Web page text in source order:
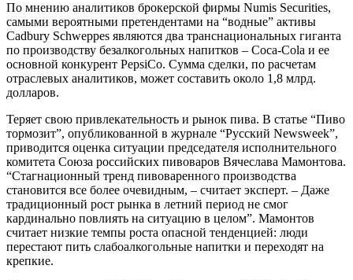
По мнению аналитиков брокерской фирмы Numis Securities,
самыми вероятными претендентами на “водные” активы
Cadbury Schweppes являются два транснациональных гиганта
по производству безалкогольных напитков – Coca-Cola и ее
основной конкурент PepsiCo. Сумма сделки, по расчетам
отраслевых аналитиков, может составить около 1,8 млрд.
долларов.
Теряет свою привлекательность и рынок пива. В статье “Пиво
тормозит”, опубликованной в журнале “Русский Newsweek”,
приводится оценка ситуации председателя исполнительного
комитета Союза российских пивоваров Вячеслава Мамонтова.
“Стагнационный тренд пивоваренного производства
становится все более очевидным, – считает эксперт. – Даже
традиционный рост рынка в летний период не смог
кардинально повлиять на ситуацию в целом”. Мамонтов
считает низкие темпы роста опасной тенденцией: люди
перестают пить слабоалкогольные напитки и переходят на
крепкие.